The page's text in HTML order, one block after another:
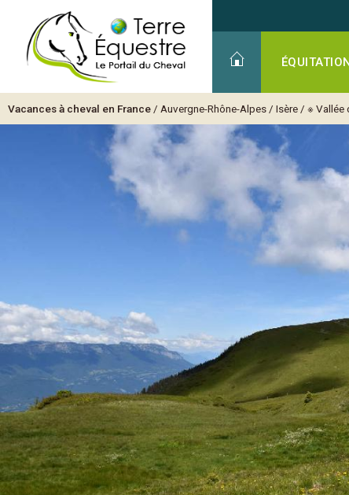
Vacances à cheval en France / Auvergne-Rhône-Alpes / Isère / ※ Vallée